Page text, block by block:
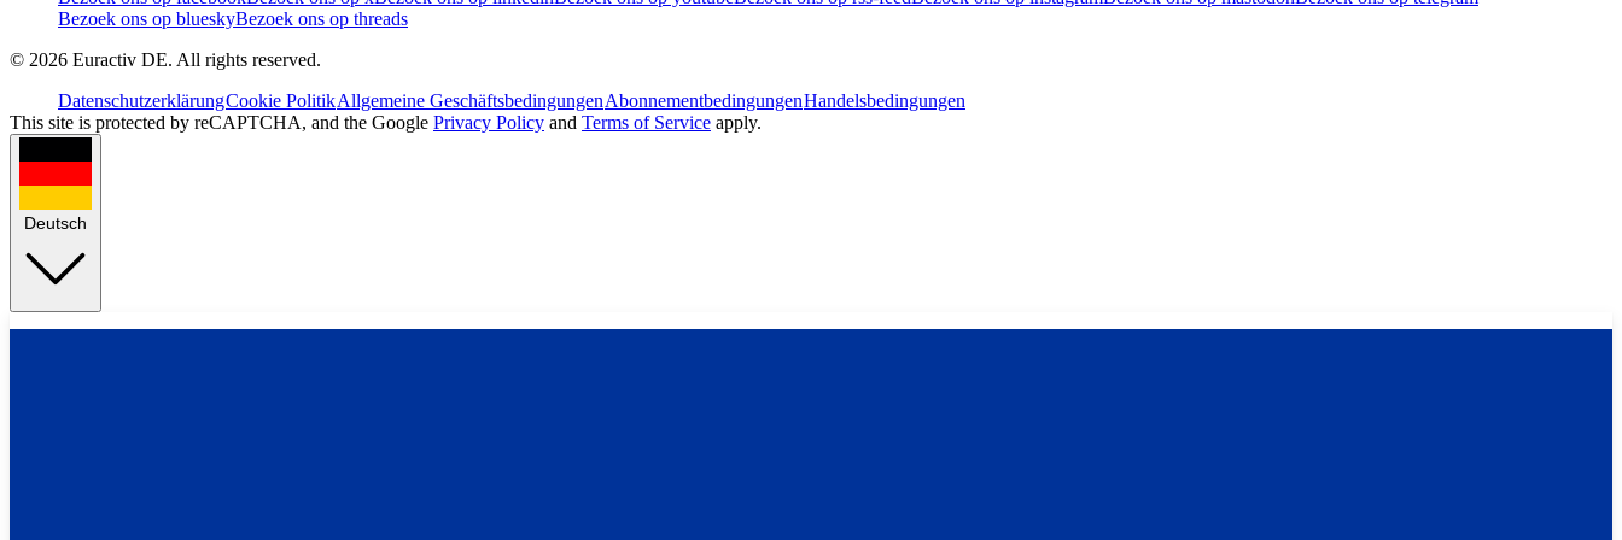
Bezoek ons op blueskyBezoek ons op threads
© 2026 Euractiv DE. All rights reserved.
DatenschutzerklärungCookie PolitikAllgemeine GeschäftsbedingungenAbonnementbedingungenHandelsbedingungen
This site is protected by reCAPTCHA, and the Google Privacy Policy and Terms of Service apply.
Deutsch